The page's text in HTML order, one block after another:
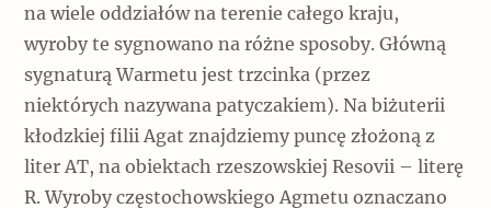
na wiele oddziałów na terenie całego kraju,
wyroby te sygnowano na różne sposoby. Główną
sygnaturą Warmetu jest trzcinka (przez
niektórych nazywana patyczakiem). Na biżuterii
kłodzkiej filii Agat znajdziemy puncę złożoną z
liter AT, na obiektach rzeszowskiej Resovii – literę
R. Wyroby częstochowskiego Agmetu oznaczano